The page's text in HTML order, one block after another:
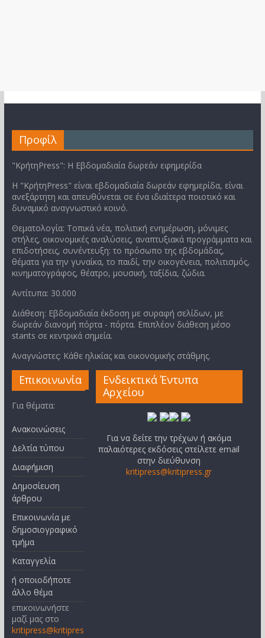
Προφίλ
"ΚρήτηPress": Η Εβδομαδιαία δωρεάν εφημερίδα
Η "ΚρήτηPress" είναι εβδομαδιαία δωρεάν εφημερίδα, είναι
ανεξάρτητη και απευθύνεται σε ένα ιδιαίτερα ποιοτικό και
δυναμικό αναγνωστικό κοινό.
Θεματολογία: Τοπικά νέα, πολιτική ενημέρωση, μόνιμες
στήλες, οικονομικές αναλύσεις, αναπτυξιακά προγράμματα και
επιδοτήσεις, συνέντευξη: το πρόσωπο της εβδομάδας,
θέματα για την γυναίκα, το παιδί, την οικογένεια, πολιτισμός,
κινηματογράφος, θέατρο, μουσική, ταξίδια, ζώδια.
Αντίτυπα: 30.000
Διάθεση: Εβδομαδιαία έκδοση με συραφή σελίδων, με
δωρεάν διανομή πόρτα - πόρτα. Επιπλέον διάθεση μέσο
stants σε κεντρικά σημεία.
Αναγνώστες: Κάθε ηλικίας και οικονομικής στάθμης.
Επικοινωνία
Για θέματα:
Ανακοινώσεις
Δελτία τύπου
Διαφήμιση
Δημοσίευση
άρθρου
Επικοινωνία με
δημοσιογραφικό
τμήμα
Καταγγελία
ή οποιοδήποτε
άλλο θέμα
επικοινωνήστε
μαζί μας στο
kritipress@kritipres
Ενδεικτικά Έντυπα
Αρχείου
Για να δείτε την τρέχων ή ακόμα
παλαιότερες εκδόσεις στείλετε email
στην διεύθυνση
kritipress@kritipress.gr